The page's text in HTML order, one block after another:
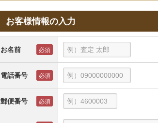
お客様情報の入力
お名前
電話番号
郵便番号